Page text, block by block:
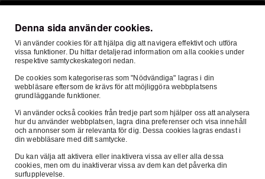
699:-
Denna sida använder cookies.
Vi använder cookies för att hjälpa dig att navigera effektivt och utföra
vissa funktioner. Du hittar detaljerad information om alla cookies under
respektive samtyckeskategori nedan.
De cookies som kategoriseras som "Nödvändiga" lagras i din
webbläsare eftersom de krävs för att möjliggöra webbplatsens
grundläggande funktioner.
Vi använder också cookies från tredje part som hjälper oss att analysera
hur du använder webbplatsen, lagra dina preferenser och visa innehåll
och annonser som är relevanta för dig. Dessa cookies lagras endast i
din webbläsare med ditt samtycke.
Du kan välja att aktivera eller inaktivera vissa av eller alla dessa
cookies, men om du inaktiverar vissa av dem kan det påverka din
surfupplevelse.